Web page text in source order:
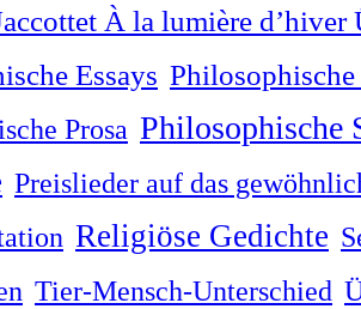
À la lumière dʼhiver
Essays
Prosa Philosophische
Preislieder auf das
Religiöse Gedichte
Tier-Mensch-Unterschied